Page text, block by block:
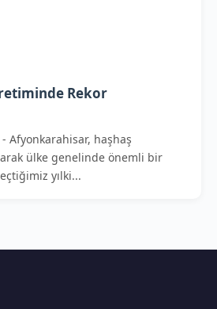
Rekor
Afyonkarahisar, haşhaş
ülke genelinde önemli bir
yılki...